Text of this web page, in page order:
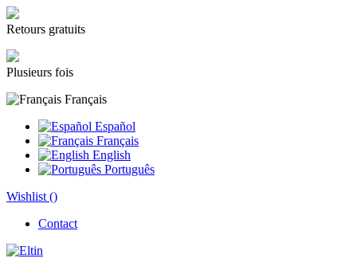
Retours gratuits
Plusieurs fois
Français
Español
Français
English
Português
Wishlist ()
Contact